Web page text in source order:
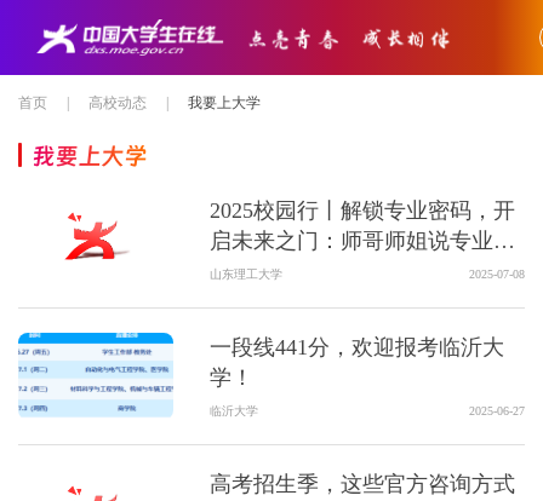
首页 高校动态 我要上大学
我要上大学
2025校园行丨解锁专业密码，开
启未来之门：师哥师姐说专业
（一）
山东理工大学 2025-07-08
一段线441分，欢迎报考临沂大
学！
临沂大学 2025-06-27
高考招生季，这些官方咨询方式